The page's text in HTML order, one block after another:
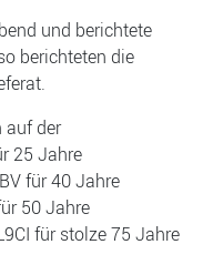
und berichtete
berichteten die
auf der
25 Jahre
für 40 Jahre
50 Jahre
für stolze 75 Jahre